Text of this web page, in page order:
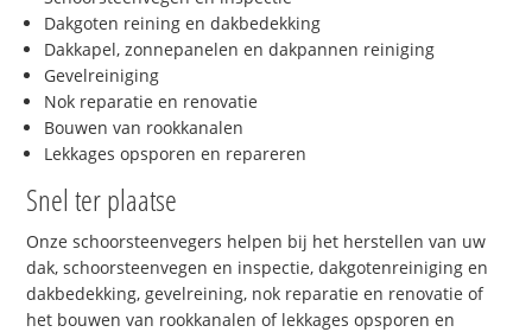
Dakgoten reining en dakbedekking
Dakkapel, zonnepanelen en dakpannen reiniging
Gevelreiniging
Nok reparatie en renovatie
Bouwen van rookkanalen
Lekkages opsporen en repareren
Snel ter plaatse
Onze schoorsteenvegers helpen bij het herstellen van uw
dak, schoorsteenvegen en inspectie, dakgotenreiniging en
dakbedekking, gevelreining, nok reparatie en renovatie of
het bouwen van rookkanalen of lekkages opsporen en